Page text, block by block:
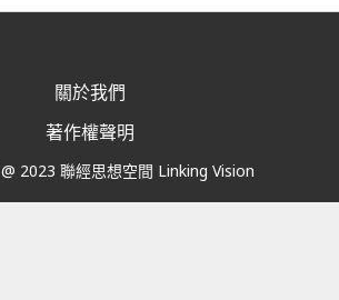
關於我們
著作權聲明
@ 2023 聯經思想空間 Linking Vision